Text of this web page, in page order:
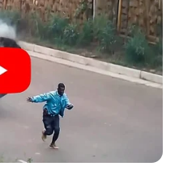
Kyffhäuserkreis:
in Sondershausen,
.